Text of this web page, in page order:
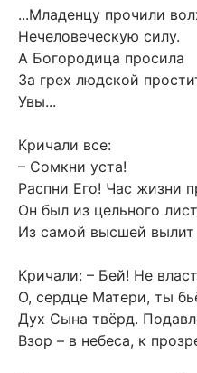
...Младенцу прочили
Нечеловеческую силу.
А Богородица просила
За грех людской
Увы...
Кричали все:
– Сомкни уста!
Распни Его! Час жизни
Он был из цельного
Из самой высшей
Кричали: – Бей! Не
О, сердце Матери, ты
Дух Сына твёрд.
Взор – в небеса, к